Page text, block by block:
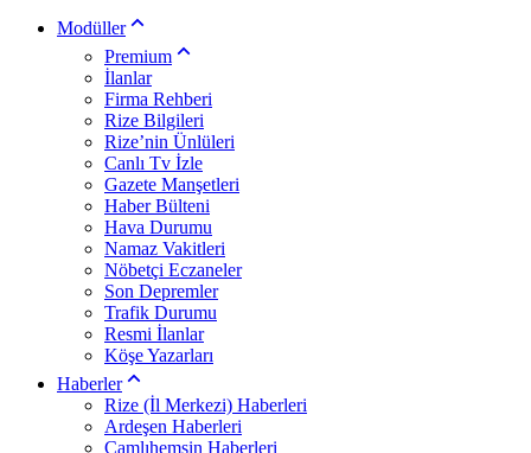
Modüller
Premium
İlanlar
Firma Rehberi
Rize Bilgileri
Rize’nin Ünlüleri
Canlı Tv İzle
Gazete Manşetleri
Haber Bülteni
Hava Durumu
Namaz Vakitleri
Nöbetçi Eczaneler
Son Depremler
Trafik Durumu
Resmi İlanlar
Köşe Yazarları
Haberler
Rize (İl Merkezi) Haberleri
Ardeşen Haberleri
Çamlıhemşin Haberleri